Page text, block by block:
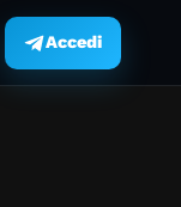
Accedi